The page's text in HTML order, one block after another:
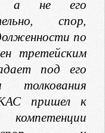
а не его
спор,
по
третейским
под его
пришел к